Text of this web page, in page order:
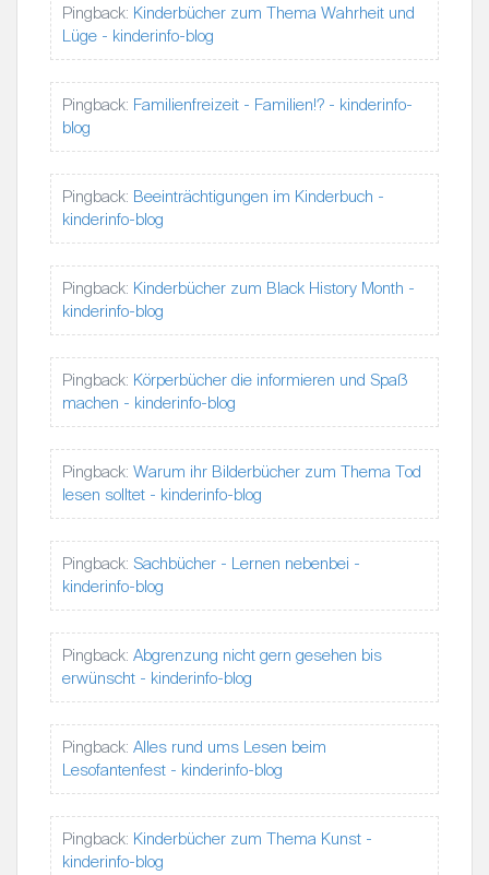
Pingback: Kinderbücher zum Thema Wahrheit und
Lüge - kinderinfo-blog
Pingback: Familienfreizeit - Familien!? - kinderinfo-
blog
Pingback: Beeinträchtigungen im Kinderbuch -
kinderinfo-blog
Pingback: Kinderbücher zum Black History Month -
kinderinfo-blog
Pingback: Körperbücher die informieren und Spaß
machen - kinderinfo-blog
Pingback: Warum ihr Bilderbücher zum Thema Tod
lesen solltet - kinderinfo-blog
Pingback: Sachbücher - Lernen nebenbei -
kinderinfo-blog
Pingback: Abgrenzung nicht gern gesehen bis
erwünscht - kinderinfo-blog
Pingback: Alles rund ums Lesen beim
Lesofantenfest - kinderinfo-blog
Pingback: Kinderbücher zum Thema Kunst -
kinderinfo-blog